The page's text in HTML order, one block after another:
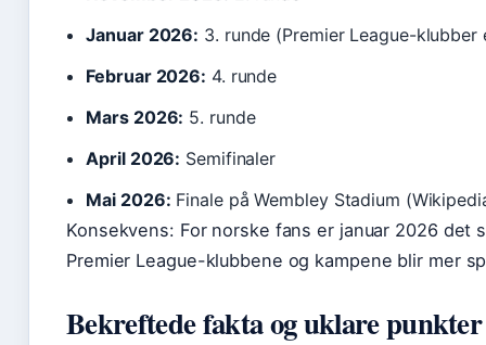
Januar 2026: 3. runde (Premier League-klubber
Februar 2026: 4. runde
Mars 2026: 5. runde
April 2026: Semifinaler
Mai 2026: Finale på Wembley Stadium
Konsekvens: For norske fans er januar 2026
Premier League-klubbene og kampene blir mer
Bekreftede fakta og uklare punkter